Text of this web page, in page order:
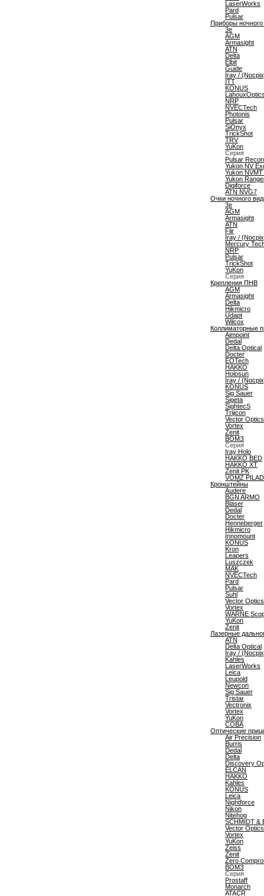
LaserWorks
Pard
Pulsar
Приборы ночного
3e
AGM
Armasight
ATN
Delta
Elbit
Guide
Iray /
ITT
KONUS
LahouxOptics
NRP
NVECTech
Photonis
Pulsar
SiOnyx
TrickShot
TRV
YuKon
Серия
Pulsar Recon
Yukon NV
Yukon
Yukon
Digiforce
ATN NVG7
Очки ночного
3e
AGM
Armasight
ATN
Flir
Iray /
Mercury
NRP
Pulsar
TrickShot
YuKon
Серия
Крепления ПНВ
AGM
Armasight
Delta
Hikmicro
Udapt
Wilcox
Коллиматорные
Aimpoint
Dedal
Delta Optical
Docter
EOTech
HAKKO
Holosun
Iray /
KONUS
Sig Sauer
Sigeta
SightecS
Trijicon
Vector Optics
Vortex
Zenit
ВОМЗ
Серия
Iray Holo
HAKKO BED
HAKKO XT
Zenit PK
VOMZ PILAD
Кронштейны
Audere
BGN ARMO
Blaser
Dedal
Docter
Henneberger
Hikmicro
Innomount
KONUS
Kron
Leapers
Luszczek
MAK
NVECTech
Pard
Pulsar
Suhl
Vector Optics
Vortex
WARNE
YuKon
Zenit
Лазерные
ATN
Delta Optical
Iray /
Kahles
LaserWorks
Leica
Leupold
Newcon
Sig Sauer
Tristar
Vectronix
Vortex
YuKon
СОВА
Оптические
Air Precision
Burris
Dedal
Delta
Discovery
ELCAN
HAKKO
Kahles
KONUS
Leica
Nightforce
Nikon
Nitehog
SCHMIDT &
Vector Optics
Vortex
YuKon
Zeiss
Zenit
Zero
ВОМЗ
Серия
Prostaff
Monarch
ATACR